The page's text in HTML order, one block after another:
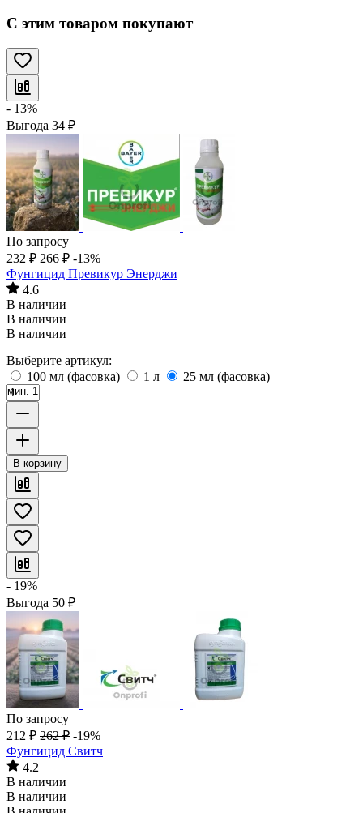
С этим товаром покупают
- 13%
Выгода 34 ₽
По запросу
232 ₽ 266 ₽ -13%
Фунгицид Превикур Энерджи
4.6
В наличии
В наличии
В наличии
Выберите артикул:
100 мл (фасовка)
1 л 25 мл (фасовка)
мин. 1
В корзину
- 19%
Выгода 50 ₽
По запросу
212 ₽ 262 ₽ -19%
Фунгицид Свитч
4.2
В наличии
В наличии